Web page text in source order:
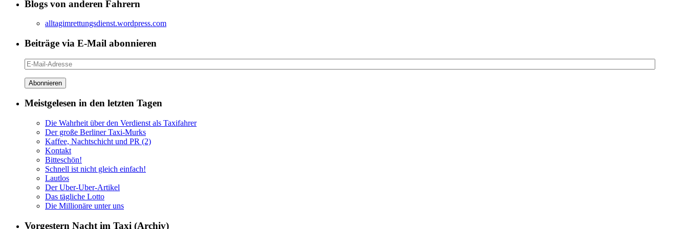
Blogs von anderen Fahrern
alltagimrettungsdienst.wordpress.com
Beiträge via E-Mail abonnieren
E-
Mail-
Adresse
Meistgelesen in den letzten Tagen
Die Wahrheit über den Verdienst als Taxifahrer
Der große Berliner Taxi-Murks
Kaffee, Nachtschicht und PR (2)
Kontakt
Bitteschön!
Schnell ist nicht gleich einfach!
Lautlos
Der Uber-Uber-Artikel
Das tägliche Lotto
Die Millionäre unter uns
Vorgestern Nacht im Taxi (Archiv)